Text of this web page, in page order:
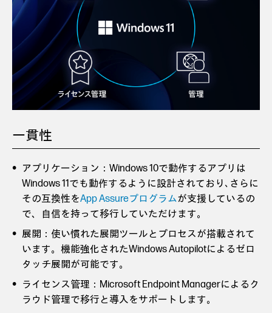
一貫性
アプリケーション：Windows 10で動作するアプリは
Windows 11でも動作するように設計されており､さらに
その互換性をApp Assureプログラムが支援しているの
で、自信を持って移行していただけます。
展開：使い慣れた展開ツールとプロセスが搭載されて
います。機能強化されたWindows Autopilotによるゼロ
タッチ展開が可能です。
ライセンス管理：Microsoft Endpoint Managerによるク
ラウド管理で移行と導入をサポートします。